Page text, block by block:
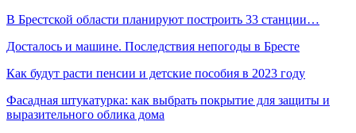
В Брестской области планируют построить 33 станции…
Досталось и машине. Последствия непогоды в Бресте
Как будут расти пенсии и детские пособия в 2023 году
Фасадная штукатурка: как выбрать покрытие для защиты и
выразительного облика дома